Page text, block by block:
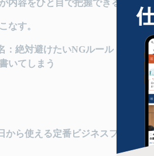
内容をひと目で把握できるように。
なす。
：絶対避けたいNGルール
いてしまう
から使える定番ビジネスフレーズ